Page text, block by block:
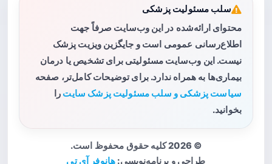
سلب مسئولیت پزشکی
محتوای ارائه‌شده در این وب‌سایت صرفاً جهت
اطلاع‌رسانی عمومی است و جایگزین ویزیت پزشک
نیست. این وب‌سایت مسئولیتی برای تشخیص یا درمان
بیماری‌ها به همراه ندارد. برای توضیحات کامل‌تر، صفحه
سیاست پزشکی و سلب مسئولیت پزشک سایت را
بخوانید.
© 2026 کلیه حقوق محفوظ است.
طراحی و برنامه‌نویسی: هانوفر آی تی